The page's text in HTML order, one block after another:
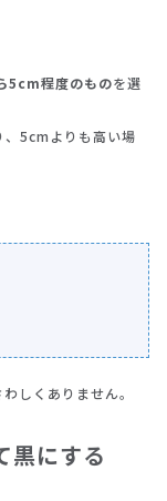
5cm程度のものを選
、5cmよりも高い場
しくありません。
黒にする